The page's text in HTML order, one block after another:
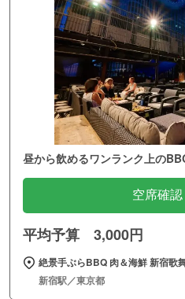
昼から飲めるワンランク上の
空席確
平均予算 3,000円
絶景手ぶらBBQ 肉＆海鮮 新宿歌
新宿駅／東京都